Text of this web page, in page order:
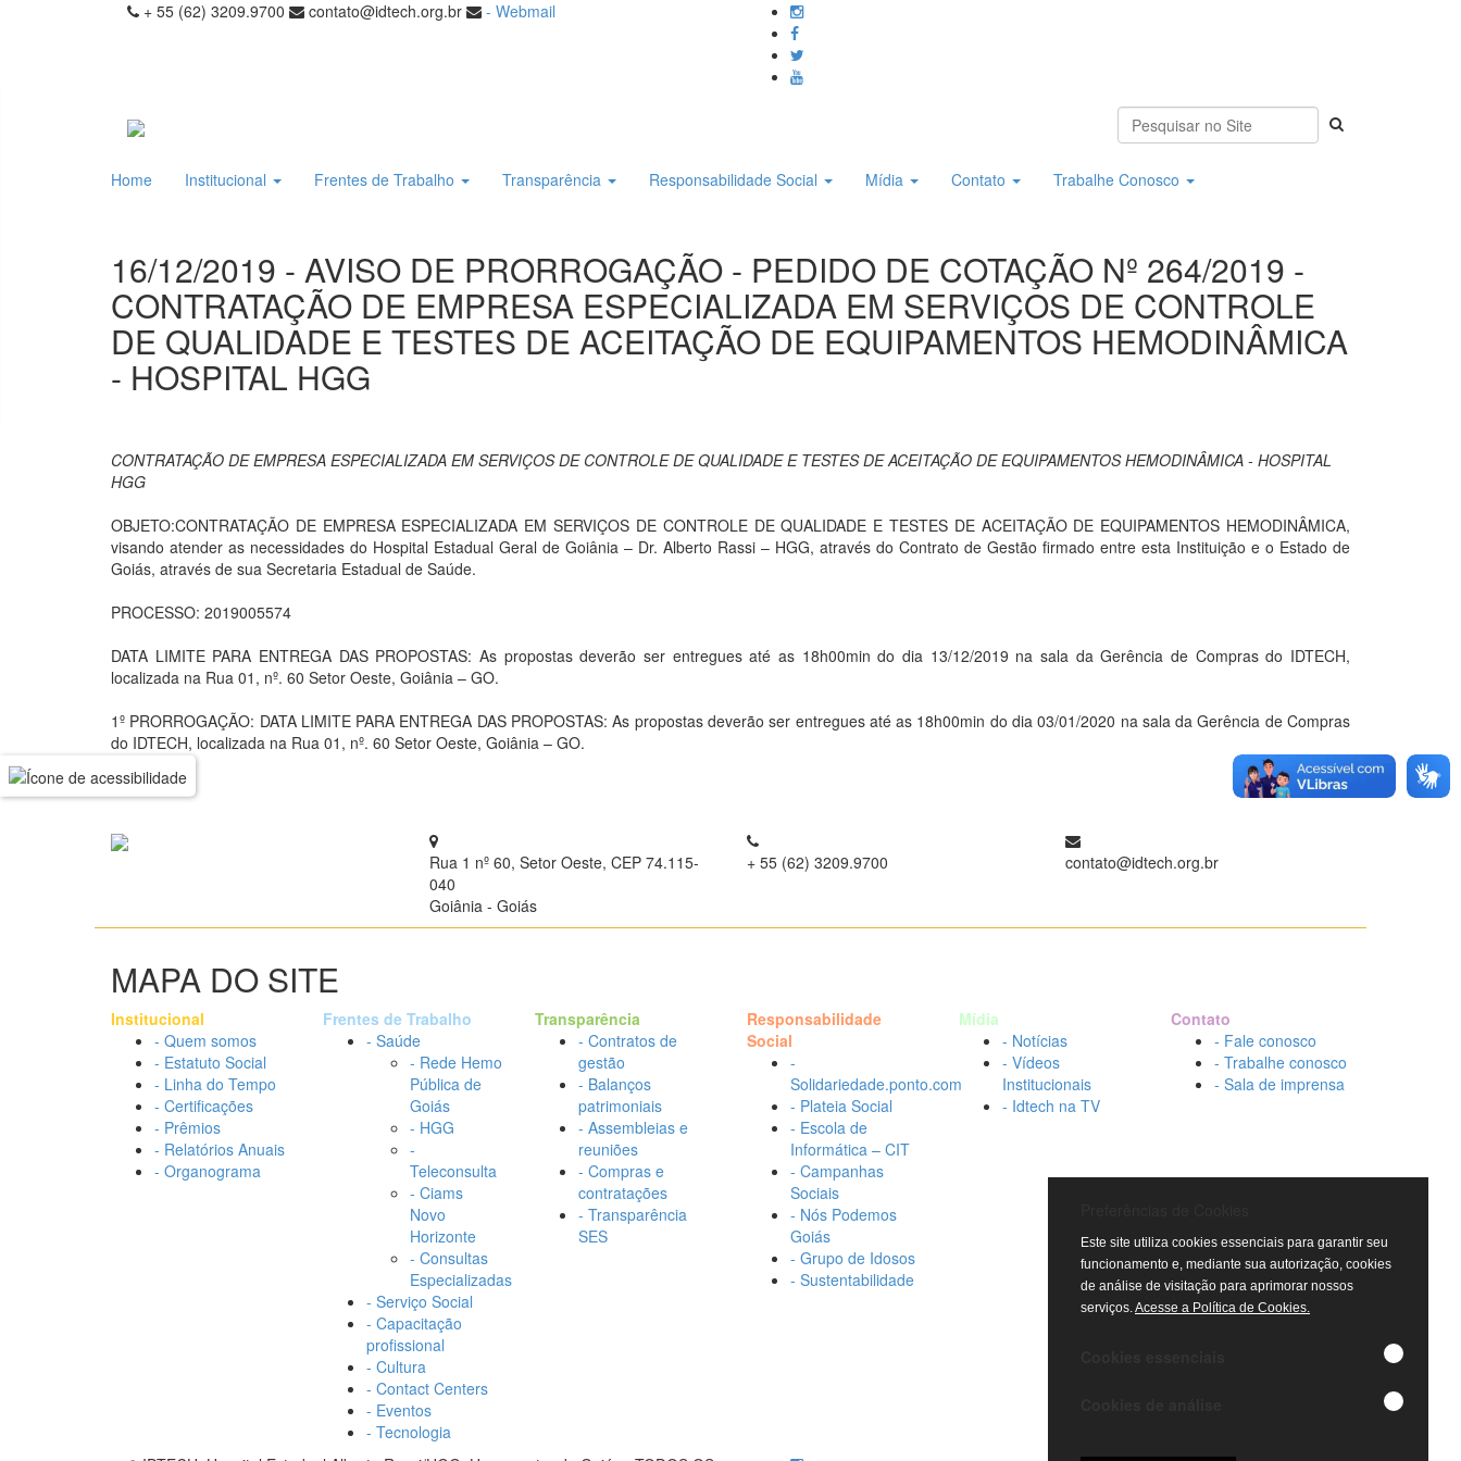
+ 55 (62) 3209.9700 contato@idtech.org.br - Webmail
Home Institucional Frentes de Trabalho Transparência Responsabilidade Social Mídia Contato Trabalhe Conosco
16/12/2019 - AVISO DE PRORROGAÇÃO - PEDIDO DE COTAÇÃO Nº 264/2019 -
CONTRATAÇÃO DE EMPRESA ESPECIALIZADA EM SERVIÇOS DE CONTROLE
DE QUALIDADE E TESTES DE ACEITAÇÃO DE EQUIPAMENTOS HEMODINÂMICA
- HOSPITAL HGG
CONTRATAÇÃO DE EMPRESA ESPECIALIZADA EM SERVIÇOS DE CONTROLE DE QUALIDADE E TESTES DE ACEITAÇÃO DE EQUIPAMENTOS HEMODINÂMICA - HOSPITAL
HGG
OBJETO:CONTRATAÇÃO DE EMPRESA ESPECIALIZADA EM SERVIÇOS DE CONTROLE DE QUALIDADE E TESTES DE ACEITAÇÃO DE EQUIPAMENTOS HEMODINÂMICA,
visando atender as necessidades do Hospital Estadual Geral de Goiânia – Dr. Alberto Rassi – HGG, através do Contrato de Gestão firmado entre esta Instituição e o Estado de
Goiás, através de sua Secretaria Estadual de Saúde.
PROCESSO: 2019005574
DATA LIMITE PARA ENTREGA DAS PROPOSTAS: As propostas deverão ser entregues até as 18h00min do dia 13/12/2019 na sala da Gerência de Compras do IDTECH,
localizada na Rua 01, nº. 60 Setor Oeste, Goiânia – GO.
1º PRORROGAÇÃO: DATA LIMITE PARA ENTREGA DAS PROPOSTAS: As propostas deverão ser entregues até as 18h00min do dia 03/01/2020 na sala da Gerência de Compras
do IDTECH, localizada na Rua 01, nº. 60 Setor Oeste, Goiânia – GO.
Rua 1 nº 60, Setor Oeste, CEP 74.115-
040
Goiânia - Goiás
+ 55 (62) 3209.9700 contato@idtech.org.br
MAPA DO SITE
Institucional
- Quem somos
- Estatuto Social
- Linha do Tempo
- Certificações
- Prêmios
- Relatórios Anuais
- Organograma
Frentes de Trabalho
- Saúde
- Rede Hemo
Pública de
Goiás
- HGG
-
Teleconsulta
- Ciams
Novo
Horizonte
- Consultas
Especializadas
- Serviço Social
- Capacitação
profissional
- Cultura
- Contact Centers
- Eventos
- Tecnologia
Transparência
- Contratos de
gestão
- Balanços
patrimoniais
- Assembleias e
reuniões
- Compras e
contratações
- Transparência
SES
Responsabilidade
Social
-
Solidariedade.ponto.com
- Plateia Social
- Escola de
Informática – CIT
- Campanhas
Sociais
- Nós Podemos
Goiás
- Grupo de Idosos
- Sustentabilidade
Mídia
- Notícias
- Vídeos
Institucionais
- Idtech na TV
Contato
- Fale conosco
- Trabalhe conosco
- Sala de imprensa
Este site utiliza cookies essenciais para garantir seu
funcionamento e, mediante sua autorização, cookies
de análise de visitação para aprimorar nossos
serviços.Acesse a Política de Cookies.